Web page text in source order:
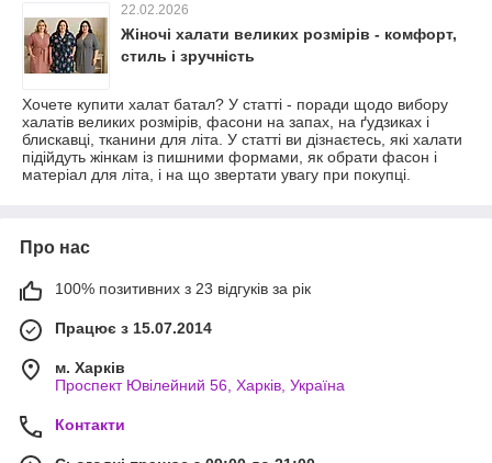
22.02.2026
Жіночі халати великих розмірів - комфорт,
стиль і зручність
Хочете купити халат батал? У статті - поради щодо вибору
халатів великих розмірів, фасони на запах, на ґудзиках і
блискавці, тканини для літа. У статті ви дізнаєтесь, які халати
підійдуть жінкам із пишними формами, як обрати фасон і
матеріал для літа, і на що звертати увагу при покупці.
Про нас
100% позитивних з 23 відгуків за рік
Працює з 15.07.2014
м. Харків
Проспект Ювілейний 56, Харків, Україна
Контакти